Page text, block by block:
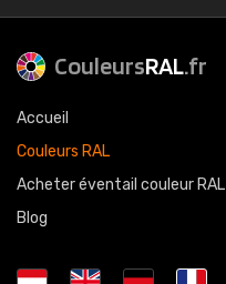
CouleursRAL.fr
Accueil
Couleurs RAL
Acheter éventail couleur RAL
Blog